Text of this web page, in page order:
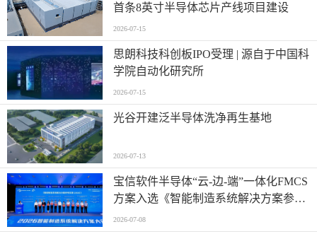
首条8英寸半导体芯片产线项目建设
2026-07-15
思朗科技科创板IPO受理 | 源自于中国科
学院自动化研究所
2026-07-15
光谷开建泛半导体洗净再生基地
2026-07-13
宝信软件半导体“云-边-端”一体化FMCS
方案入选《智能制造系统解决方案参考
目录（2026）》
2026-07-08